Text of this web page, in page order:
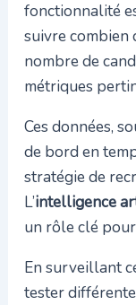
fonctionnalité
suivre combien
nombre de
métriques
Ces données,
de bord en
stratégie de
L’intelligence
un rôle clé
En surveillant
tester